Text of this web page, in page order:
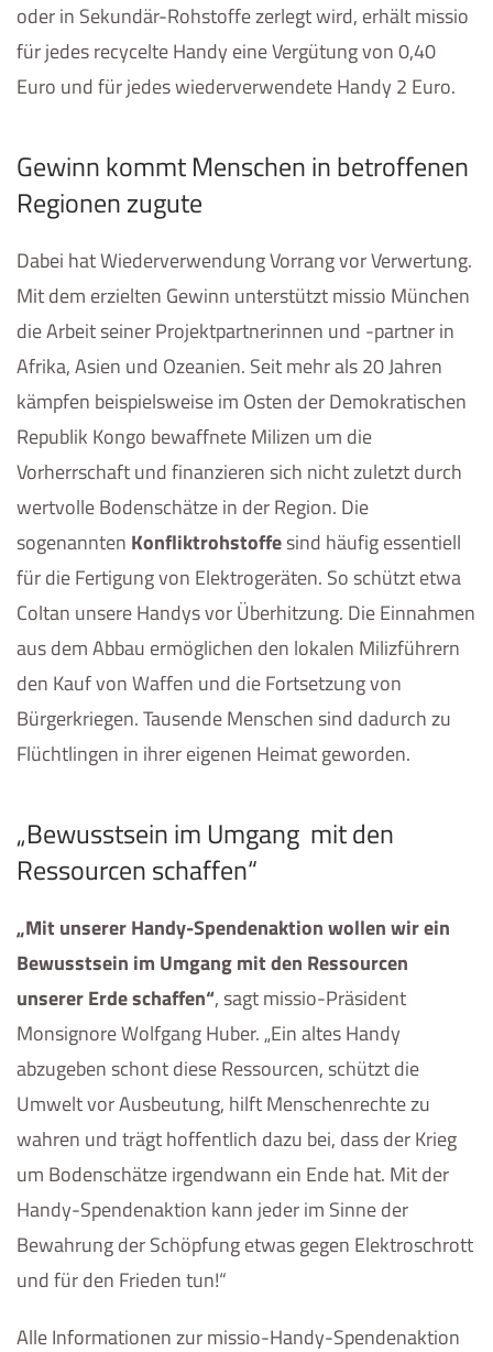
oder in Sekundär-Rohstoffe zerlegt wird, erhält missio
für jedes recycelte Handy eine Vergütung von 0,40
Euro und für jedes wiederverwendete Handy 2 Euro.
Gewinn kommt Menschen in betroffenen
Regionen zugute
Dabei hat Wiederverwendung Vorrang vor Verwertung.
Mit dem erzielten Gewinn unterstützt missio München
die Arbeit seiner Projektpartnerinnen und -partner in
Afrika, Asien und Ozeanien. Seit mehr als 20 Jahren
kämpfen beispielsweise im Osten der Demokratischen
Republik Kongo bewaffnete Milizen um die
Vorherrschaft und finanzieren sich nicht zuletzt durch
wertvolle Bodenschätze in der Region. Die
sogenannten Konfliktrohstoffesind häufig essentiell
für die Fertigung von Elektrogeräten. So schützt etwa
Coltan unsere Handys vor Überhitzung. Die Einnahmen
aus dem Abbau ermöglichen den lokalen Milizführern
den Kauf von Waffen und die Fortsetzung von
Bürgerkriegen. Tausende Menschen sind dadurch zu
Flüchtlingen in ihrer eigenen Heimat geworden.
„Bewusstsein im Umgang mit den
Ressourcen schaffen“
„Mit unserer Handy-Spendenaktion wollen wir ein
Bewusstsein im Umgang mit den Ressourcen
unserer Erde schaffen“, sagt missio-Präsident
Monsignore Wolfgang Huber. „Ein altes Handy
abzugeben schont diese Ressourcen, schützt die
Umwelt vor Ausbeutung, hilft Menschenrechte zu
wahren und trägt hoffentlich dazu bei, dass der Krieg
um Bodenschätze irgendwann ein Ende hat. Mit der
Handy-Spendenaktion kann jeder im Sinne der
Bewahrung der Schöpfung etwas gegen Elektroschrott
und für den Frieden tun!“
Alle Informationen zur missio-Handy-Spendenaktion